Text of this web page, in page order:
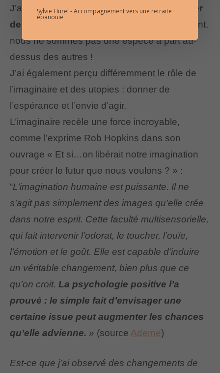
J’ai mis des mots sur le défi qui est de passer
de l’égo à l’éco
: nous sommes dans le vivant,
nous ne sommes pas une espèce à part au-
dessus des autres !
J’ai également perçu différemment le rôle de
l’imaginaire et des utopies : donner de
l’espérance et l’envie d’agir.
L’imaginaire recèle une force incroyable,
comme l’exprime Rob Hopkins dans son
ouvrage « Et si…on libérait notre imagination
pour créer le futur que nous voulons ? » :
“L’imagination humaine est puissante. Il ne
s’agit pas simplement des images qu’elle crée
dans notre esprit. Cette faculté multisensorielle,
qui fait intervenir l’odorat, le toucher, l’ouïe,
l’émotion et le goût. Elle est capable d’induire
un véritable changement, bien plus que ce
qu’on croit. La psychologie positive l’a
prouvé : le simple fait d’envisager une
certaine issue peut augmenter les chances
qu’elle advienne. » (source Ademe)
Est-ce que j’ai observé des changements de
Sylvie Hurel - Accompagnement vers une retraite
épanouie